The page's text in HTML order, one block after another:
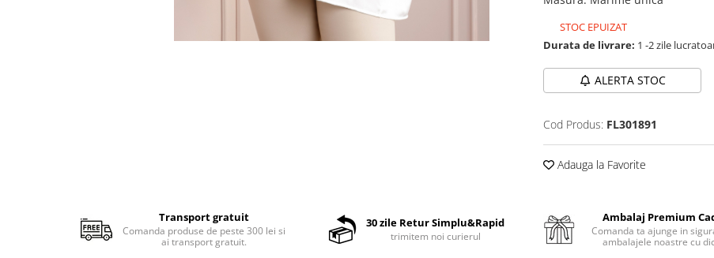
STOC EPUIZAT
Durata de livrare: 1 -2 zile
ALERTA STOC
Cod Produs: FL301891
Adauga la Favorite
Transport gratuit
Comanda produse de peste 300 lei si
ai transport gratuit.
30 zile Retur Simplu&Rapid
trimitem noi curierul
Ambalaj Premium
Comanda ta ajunge in
ambalajele noastre cu